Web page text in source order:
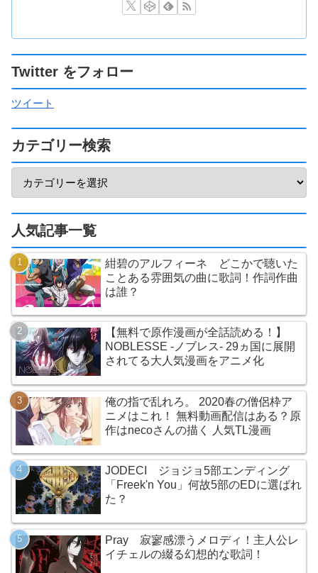
Twitter をフォロー
ツイート
カテゴリー検索
人気記事一覧
紺碧のアルフィーネ どこかで聴いた
ことある雰囲気の曲に歌詞！作詞作曲
は誰？
【無料で原作漫画が全話読める！】
NOBLESSE -ノブレス- 29ヵ国に展開
されてる大人気漫画をアニメ化
俺の指で乱れろ。 2020春の僧侶枠ア
ニメはこれ！ 無料動画配信はある？原
作はnecoさんの描く 人気TL漫画
JODECI ジョジョ5部エンディング
「Freek'n You」何故5部のEDに選ばれ
た？
Pray 寂寥感漂うメロディ！主人公レ
イチェルの綴る幻想的な歌詞！